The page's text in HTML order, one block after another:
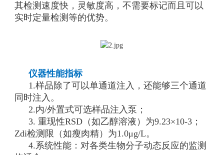
其检测速度快，灵敏度高，不需要标记而且可以
实时定量检测等的优势。
仪器性能指标
1.样品除了可以单通道注入，还能够三个通道
同时注入。
2.内/外置式可选样品注入泵；
3. 重现性RSD（如乙醇溶液）为9.23×10-3；
Zdi检测限（如瘦肉精）为1.0μg/L。
4.系统性能：对各类生物分子动态反应的监测